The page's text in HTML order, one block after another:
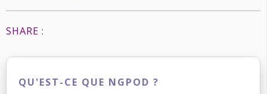
SHARE :
QU'EST-CE QUE NGPOD ?